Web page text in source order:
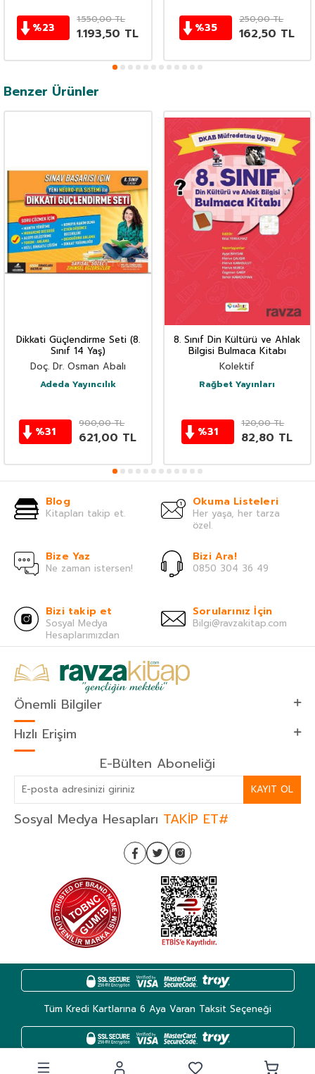
%23
1.550,00TL
1.193,50 TL %35
250,00TL
162,50 TL
Benzer Ürünler
Dikkati Güçlendirme Seti (8.
Sınıf 14 Yaş)
Doç. Dr. Osman Abalı
Adeda Yayıncılık
%31
900,00TL
621,00 TL
8. Sınıf Din Kültürü ve Ahlak
Bilgisi Bulmaca Kitabı
Kolektif
Rağbet Yayınları
%31
120,00TL
82,80 TL
Blog
Kitapları takip et.
Okuma Listeleri
Her yaşa, her tarza
özel.
Bize Yaz
Ne zaman istersen!
Bizi Ara!
0850 304 36 49
Bizi takip et
Sosyal Medya
Hesaplarımızdan
Sorularınız İçin
Bilgi@ravzakitap.com
Önemli Bilgiler
Hızlı Erişim
E-Bülten Aboneliği
KAYIT OL
Sosyal Medya Hesapları TAKİP ET#
Tüm Kredi Kartlarına 6 Aya Varan Taksit Seçeneği